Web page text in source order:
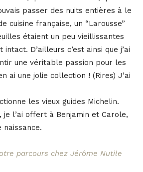
passer des nuits entières à le
cuisine française, un “Larousse”
étaient un peu vieillissantes
D’ailleurs c’est ainsi que j’ai
une véritable passion pour les
ai une jolie collection ! (Rires) J’ai
les vieux guides Michelin.
je l’ai offert à Benjamin et Carole,
naissance.
parcours chez Jérôme Nutile